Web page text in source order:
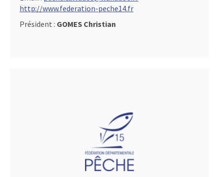
http://www.federation-peche14.fr
Président : GOMES Christian